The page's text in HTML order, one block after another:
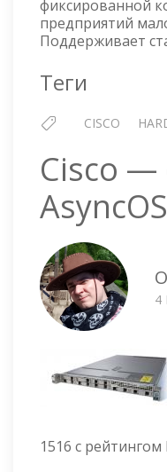
фиксированной
предприятий
Поддерживает
Теги
CISCO
Cisco —
4
1516 с рейтингом